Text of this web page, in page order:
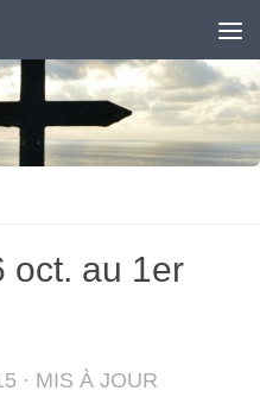
oct. au 1er
· MIS À JOUR